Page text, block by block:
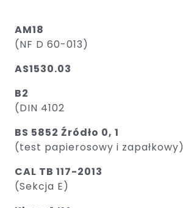
AM18
(NF D 60-013)
AS1530.03
B2
(DIN 4102
BS 5852 Źródło 0, 1
(test papierosowy i zapałkowy) ​
CAL TB 117-2013
(Sekcja E)